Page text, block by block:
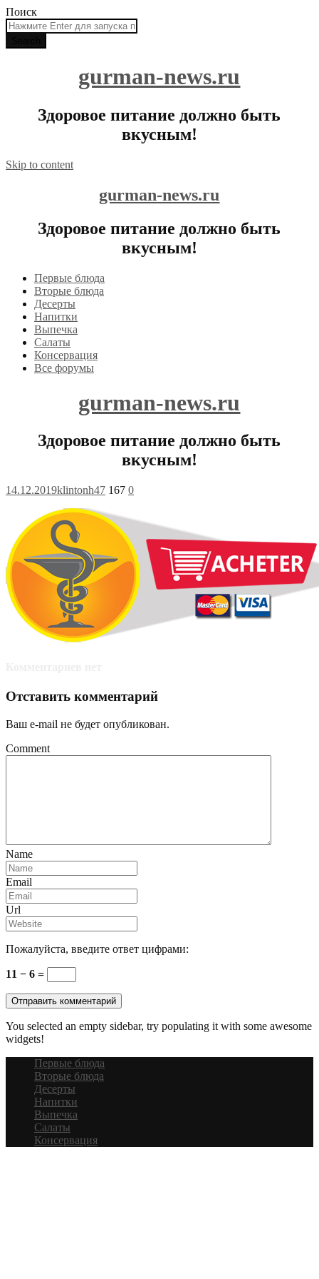
Поиск
gurman-news.ru
Здоровое питание должно быть
вкусным!
Skip to content
gurman-news.ru
Здоровое питание должно быть
вкусным!
Первые блюда
Вторые блюда
Десерты
Напитки
Выпечка
Салаты
Консервация
Все форумы
gurman-news.ru
Здоровое питание должно быть
вкусным!
14.12.2019klintonh47 167 0
Отставить комментарий
Ваш e-mail не будет опубликован.
Comment
Name
Email
Url
Пожалуйста, введите ответ цифрами:
11 − 6 =
You selected an empty sidebar, try populating it with some awesome
widgets!
Первые блюда
Вторые блюда
Десерты
Напитки
Выпечка
Салаты
Консервация